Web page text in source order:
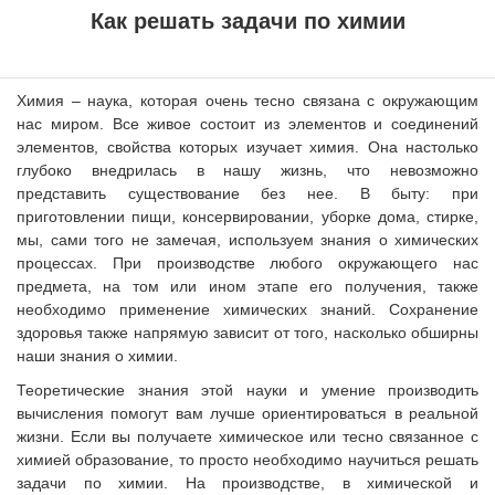
Как решать задачи по химии
Химия – наука, которая очень тесно связана с окружающим
нас миром. Все живое состоит из элементов и соединений
элементов, свойства которых изучает химия. Она настолько
глубоко внедрилась в нашу жизнь, что невозможно
представить существование без нее. В быту: при
приготовлении пищи, консервировании, уборке дома, стирке,
мы, сами того не замечая, используем знания о химических
процессах. При производстве любого окружающего нас
предмета, на том или ином этапе его получения, также
необходимо применение химических знаний. Сохранение
здоровья также напрямую зависит от того, насколько обширны
наши знания о химии.
Теоретические знания этой науки и умение производить
вычисления помогут вам лучше ориентироваться в реальной
жизни. Если вы получаете химическое или тесно связанное с
химией образование, то просто необходимо научиться решать
задачи по химии. На производстве, в химической и